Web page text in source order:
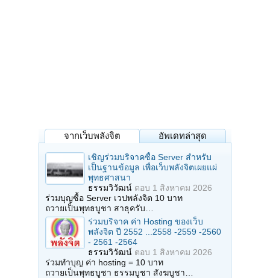
จากเว็บพลังจิต อัพเดทล่าสุด
เชิญร่วมบริจาคซื้อ Server สำหรับ
เป็นฐานข้อมูล เพื่อเว็บพลังจิตเผยแผ่
พุทธศาสนา
ธรรมวิวัฒน์ ตอบ 1 สิงหาคม 2026
ร่วมบุญซื้อ Server เวปพลังจิต 10 บาท
ถวายเป็นพุทธบูชา สาธุครับ…
ร่วมบริจาค ค่า Hosting ของเว็บ
พลังจิต ปี 2552 ...2558 -2559 -2560
- 2561 -2564
ธรรมวิวัฒน์ ตอบ 1 สิงหาคม 2026
ร่วมทำบุญ ค่า hosting = 10 บาท
ถวายเป็นพุทธบูชา ธรรมบูชา สังฆบูชา…